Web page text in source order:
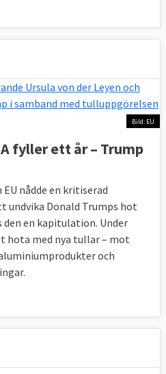
och USA (TTIP) haft
är en stor majoritet
positivt inställda
att de såg väldigt
frihandel medan
de mest positiva vad
var 85 procent
negativa. Minst
hade Frankrike
dock är en majoritet
Bild: EU
fyller ett år – Trump
nådde en kritiserad
undvika Donald Trumps hot
en kapitulation. Under
hota med nya tullar – mot
och